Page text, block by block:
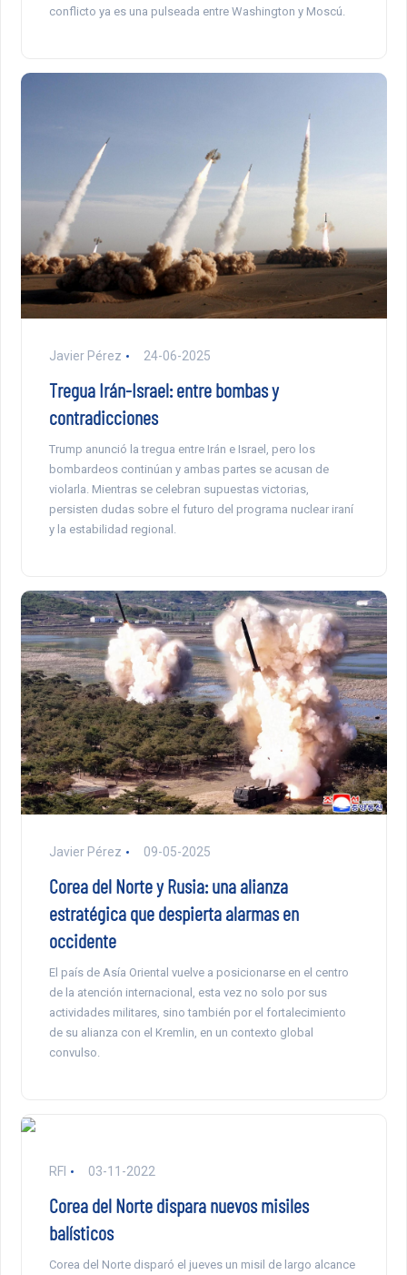
conflicto ya es una pulseada entre Washington y Moscú.
Javier Pérez 24-06-2025
Tregua Irán-Israel: entre bombas y
contradicciones
Trump anunció la tregua entre Irán e Israel, pero los
bombardeos continúan y ambas partes se acusan de
violarla. Mientras se celebran supuestas victorias,
persisten dudas sobre el futuro del programa nuclear iraní
y la estabilidad regional.
Javier Pérez 09-05-2025
Corea del Norte y Rusia: una alianza
estratégica que despierta alarmas en
occidente
El país de Asía Oriental vuelve a posicionarse en el centro
de la atención internacional, esta vez no solo por sus
actividades militares, sino también por el fortalecimiento
de su alianza con el Kremlin, en un contexto global
convulso.
RFI 03-11-2022
Corea del Norte dispara nuevos misiles
balísticos
Corea del Norte disparó el jueves un misil de largo alcance